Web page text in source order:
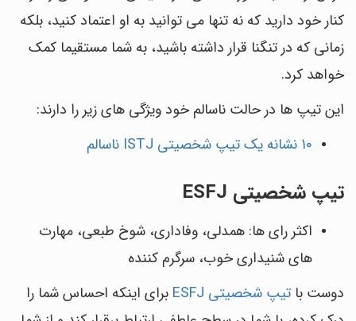
کنار خود دارید که نه تنها می توانید به او اعتماد کنید، بلکه
زمانی که در تنگنا قرار داشته باشید، به شما مستقیما کمک
خواهد کرد.
این تیپ ها در حالت ناسالم خود ویژگی های زیر را دارند:
10 نشانه یک تیپ شخصیتی ISTJ ناسالم
تیپ شخصیتی ESFJ
اکثر رای ها: همدلی، وفاداری، شوخ طبعی، مهارت
های شنیداری خوب، سرگرم کننده
دوست با تیپ شخصیتی ESFJ
برای اینکه احساس شما را